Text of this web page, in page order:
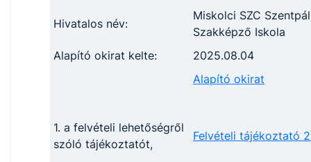
Hivatalos név:
Miskolci SZC
Szakképző Iskola
Alapító okirat kelte:
2025.08.04
Alapító okirat
1. a felvételi lehetőségről
szóló tájékoztatót,
Felvételi tájékoztató